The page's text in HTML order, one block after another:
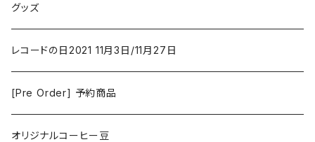
ファンタジー/アドベンチャー
アニメーション
ゲーム
ミュージカル/音楽/ドキュメンタリー/コンピ
Grouper
コーヒー
洋服
グッズ
レコードの日2021 11月3日/11月27日
[Pre Order] 予約商品
オリジナルコーヒー豆